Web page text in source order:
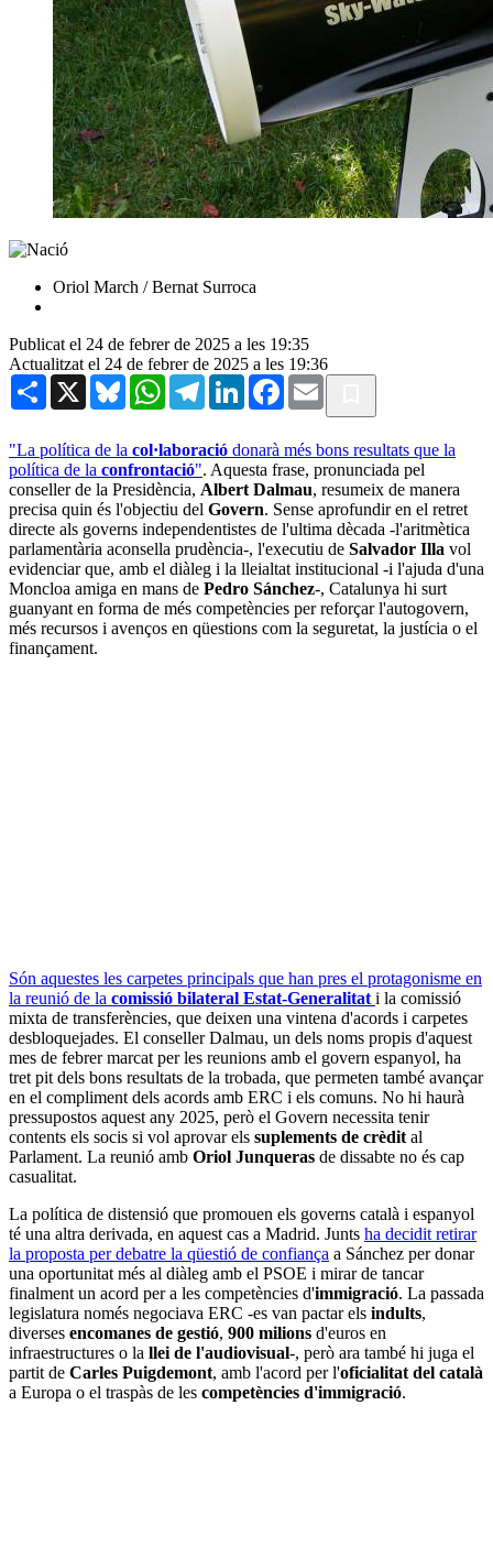
Oriol March / Bernat Surroca
Publicat el 24 de febrer de 2025 a les 19:35
Actualitzat el 24 de febrer de 2025 a les 19:36
Share X BlueskyWhatsAppTelegramLinkedInFacebook
Email
"La política de la col·laboració donarà més bons resultats que la
política de la confrontació". Aquesta frase, pronunciada pel
conseller de la Presidència, Albert Dalmau, resumeix de manera
precisa quin és l'objectiu del Govern. Sense aprofundir en el retret
directe als governs independentistes de l'ultima dècada -l'aritmètica
parlamentària aconsella prudència-, l'executiu de Salvador Illa vol
evidenciar que, amb el diàleg i la lleialtat institucional -i l'ajuda d'una
Moncloa amiga en mans de Pedro Sánchez-, Catalunya hi surt
guanyant en forma de més competències per reforçar l'autogovern,
més recursos i avenços en qüestions com la seguretat, la justícia o el
finançament.
Són aquestes les carpetes principals que han pres el protagonisme en
la reunió de la comissió bilateral Estat-Generalitat i la comissió
mixta de transferències, que deixen una vintena d'acords i carpetes
desbloquejades. El conseller Dalmau, un dels noms propis d'aquest
mes de febrer marcat per les reunions amb el govern espanyol, ha
tret pit dels bons resultats de la trobada, que permeten també avançar
en el compliment dels acords amb ERC i els comuns. No hi haurà
pressupostos aquest any 2025, però el Govern necessita tenir
contents els socis si vol aprovar els suplements de crèdit al
Parlament. La reunió amb Oriol Junqueras de dissabte no és cap
casualitat.
La política de distensió que promouen els governs català i espanyol
té una altra derivada, en aquest cas a Madrid. Junts ha decidit retirar
la proposta per debatre la qüestió de confiança a Sánchez per donar
una oportunitat més al diàleg amb el PSOE i mirar de tancar
finalment un acord per a les competències d'immigració. La passada
legislatura només negociava ERC -es van pactar els indults,
diverses encomanes de gestió, 900 milions d'euros en
infraestructures o la llei de l'audiovisual-, però ara també hi juga el
partit de Carles Puigdemont, amb l'acord per l'oficialitat del català
a Europa o el traspàs de les competències d'immigració.